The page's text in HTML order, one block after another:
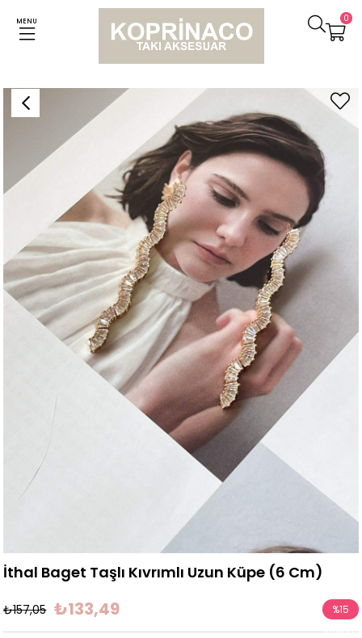
MENU 0
Küpeler İthal Baget Taşlı Kıvrımlı Uzun Küpe (6 Cm)
İthal Baget Taşlı Kıvrımlı Uzun Küpe (6 Cm)
₺157,05 ₺133,49 %15
İndirim